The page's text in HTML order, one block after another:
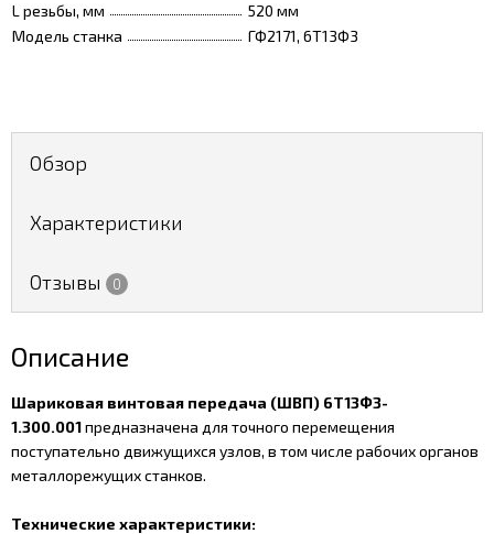
L резьбы, мм
520 мм
Модель станка
ГФ2171, 6Т13Ф3
Обзор
Характеристики
Отзывы 0
Описание
Шариковая винтовая передача (ШВП) 6Т13Ф3-
1.300.001предназначена для точного перемещения
поступательно движущихся узлов, в том числе рабочих органов
металлорежущих станков.
Технические характеристики: